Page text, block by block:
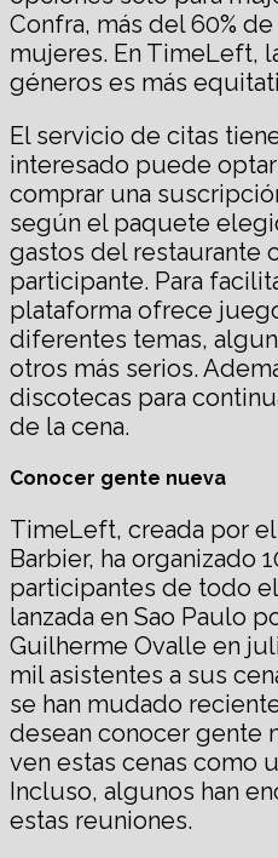
Confra, más del 60%
mujeres. En TimeLeft,
géneros es más
El servicio de citas
interesado puede
comprar una
según el paquete
gastos del restaurante
participante. Para
plataforma ofrece
diferentes temas,
otros más serios.
discotecas para
de la cena.
Conocer gente nueva
TimeLeft, creada por
Barbier, ha organizado
participantes de todo
lanzada en Sao Paulo
Guilherme Ovalle en
mil asistentes a sus
se han mudado
desean conocer gente
ven estas cenas como
Incluso, algunos han
estas reuniones.